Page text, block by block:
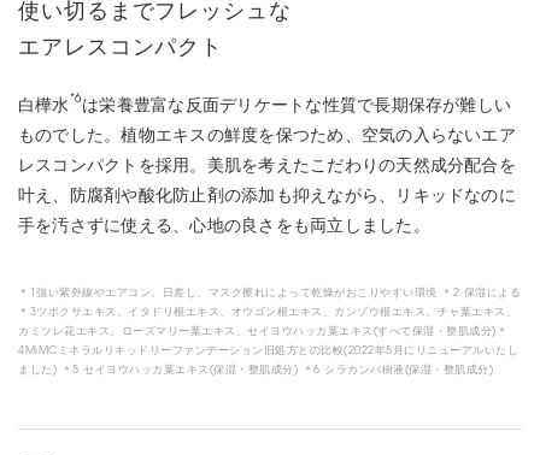
使い切るまでフレッシュな
エアレスコンパクト
白樺水*6は栄養豊富な反面デリケートな性質で長期保存が難しい
ものでした。植物エキスの鮮度を保つため、空気の入らないエア
レスコンパクトを採用。美肌を考えたこだわりの天然成分配合を
叶え、防腐剤や酸化防止剤の添加も抑えながら、リキッドなのに
手を汚さずに使える、心地の良さをも両立しました。
＊1強い紫外線やエアコン、日差し、マスク擦れによって乾燥がおこりやすい環境 ＊2 保湿による
＊3ツボクサエキス、イタドリ根エキス、オウゴン根エキス、カンゾウ根エキス、チャ葉エキス、
カミツレ花エキス、ローズマリー葉エキス、セイヨウハッカ葉エキス(すべて保湿・整肌成分)＊
4MiMCミネラルリキッドリーファンデーション旧処方との比較(2022年5月にリニューアルいたし
ました) ＊5 セイヨウハッカ葉エキス(保湿・整肌成分) ＊6 シラカンバ樹液(保湿・整肌成分)